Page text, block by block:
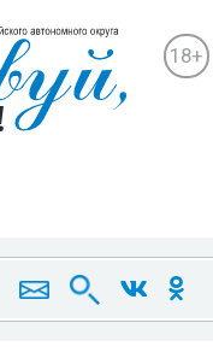
18+